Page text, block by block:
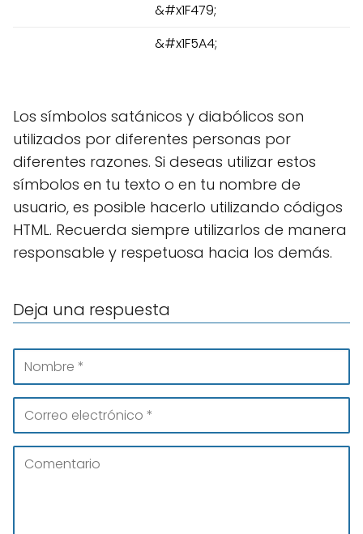
&#x1F479;
&#x1F5A4;
Los símbolos satánicos y diabólicos son
utilizados por diferentes personas por
diferentes razones. Si deseas utilizar estos
símbolos en tu texto o en tu nombre de
usuario, es posible hacerlo utilizando códigos
HTML. Recuerda siempre utilizarlos de manera
responsable y respetuosa hacia los demás.
Deja una respuesta